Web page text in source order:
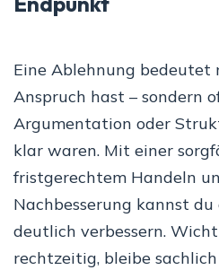
Eine Ablehnung bedeutet
Anspruch hast – sondern
Argumentation oder
klar waren. Mit einer
fristgerechtem Handeln
Nachbesserung kannst du
deutlich verbessern.
rechtzeitig, bleibe